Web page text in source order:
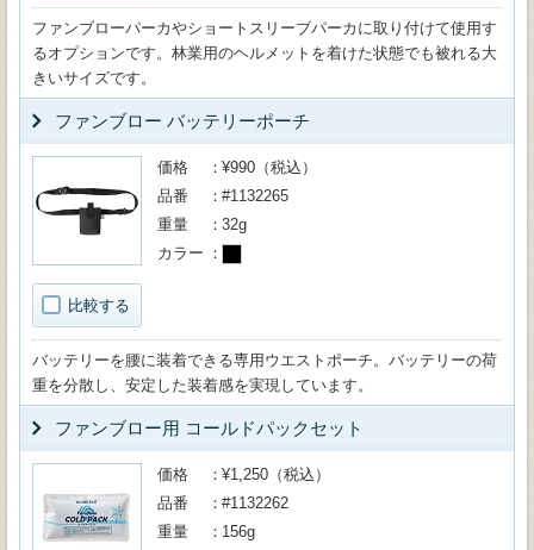
ファンブローパーカやショートスリーブパーカに取り付けて使用す
るオプションです。林業用のヘルメットを着けた状態でも被れる大
きいサイズです。
ファンブロー バッテリーポーチ
比較する
価格
¥990（税込）
品番
#1132265
重量
32g
カラー
バッテリーを腰に装着できる専用ウエストポーチ。バッテリーの荷
重を分散し、安定した装着感を実現しています。
ファンブロー用 コールドパックセット
価格
¥1,250（税込）
品番
#1132262
重量
156g